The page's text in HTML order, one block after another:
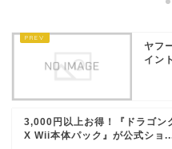
ヤフ
イン
3,000円以上お得！『ドラゴン
X Wii本体パック』が公式ショ